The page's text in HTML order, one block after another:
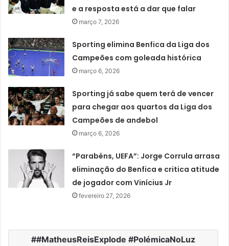
e a resposta está a dar que falar
março 7, 2026
Sporting elimina Benfica da Liga dos
Campeões com goleada histórica
março 6, 2026
Sporting já sabe quem terá de vencer
para chegar aos quartos da Liga dos
Campeões de andebol
março 6, 2026
“Parabéns, UEFA”: Jorge Corrula arrasa
eliminação do Benfica e critica atitude
de jogador com Vinícius Jr
fevereiro 27, 2026
#MatheusReisExplode #PolémicaNoLuz